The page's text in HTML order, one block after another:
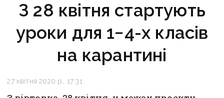
З 28 квітня стартують
уроки для 1−4-х класів
на карантині
27 квітня 2020 р., 17:31